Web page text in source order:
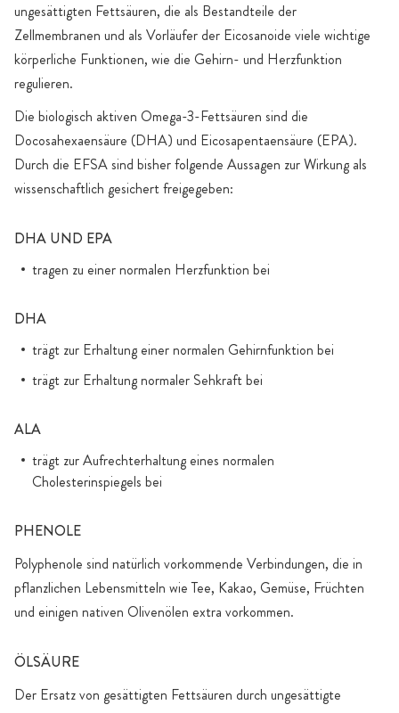
ungesättigten Fettsäuren, die als Bestandteile der
Zellmembranen und als Vorläufer der Eicosanoide viele wichtige
körperliche Funktionen, wie die Gehirn- und Herzfunktion
regulieren.
Die biologisch aktiven Omega-3-Fettsäuren sind die
Docosahexaensäure (DHA) und Eicosapentaensäure (EPA).
Durch die EFSA sind bisher folgende Aussagen zur Wirkung als
wissenschaftlich gesichert freigegeben:
DHA UND EPA
tragen zu einer normalen Herzfunktion bei
DHA
trägt zur Erhaltung einer normalen Gehirnfunktion bei
trägt zur Erhaltung normaler Sehkraft bei
ALA
trägt zur Aufrechterhaltung eines normalen
Cholesterinspiegels bei
PHENOLE
Polyphenole sind natürlich vorkommende Verbindungen, die in
pflanzlichen Lebensmitteln wie Tee, Kakao, Gemüse, Früchten
und einigen nativen Olivenölen extra vorkommen.
ÖLSÄURE
Der Ersatz von gesättigten Fettsäuren durch ungesättigte